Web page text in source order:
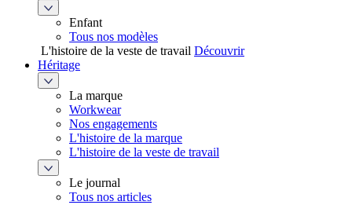
Enfant
Tous nos modèles
L'histoire de la veste de travail Découvrir
Héritage
La marque
Workwear
Nos engagements
L'histoire de la marque
L'histoire de la veste de travail
Le journal
Tous nos articles